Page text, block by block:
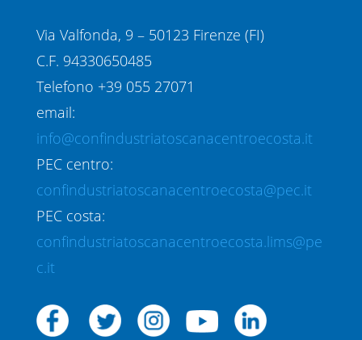
Via Valfonda, 9 – 50123 Firenze (FI)
C.F. 94330650485
Telefono +39 055 27071
email:
info@confindustriatoscanacentroecosta.it
PEC centro:
confindustriatoscanacentroecosta@pec.it
PEC costa:
confindustriatoscanacentroecosta.lims@pe
c.it